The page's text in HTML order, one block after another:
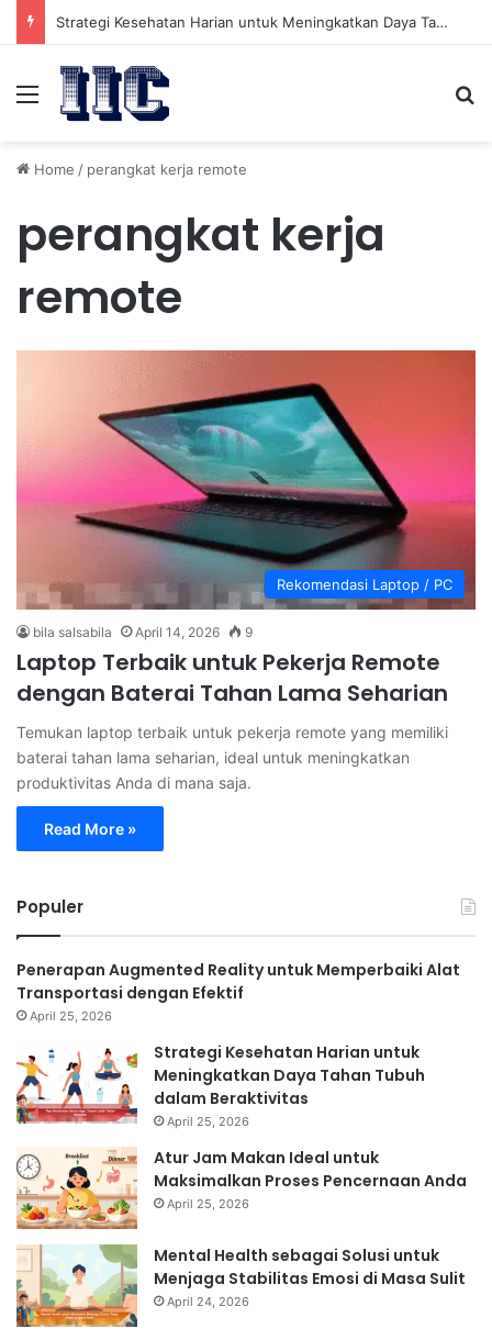
Strategi Kesehatan Harian untuk Meningkatkan Daya Tahan Tubuh dalam Beraktivitas
Menu
Home / perangkat kerja remote
perangkat kerja
remote
Rekomendasi Laptop / PC
bila salsabila April 14, 2026 9
Laptop Terbaik untuk Pekerja Remote
dengan Baterai Tahan Lama Seharian
Temukan laptop terbaik untuk pekerja remote yang memiliki
baterai tahan lama seharian, ideal untuk meningkatkan
produktivitas Anda di mana saja.
Read More »
Populer
Penerapan Augmented Reality untuk Memperbaiki Alat
Transportasi dengan Efektif
April 25, 2026
Strategi Kesehatan Harian untuk
Meningkatkan Daya Tahan Tubuh
dalam Beraktivitas
April 25, 2026
Atur Jam Makan Ideal untuk
Maksimalkan Proses Pencernaan Anda
April 25, 2026
Mental Health sebagai Solusi untuk
Menjaga Stabilitas Emosi di Masa Sulit
April 24, 2026